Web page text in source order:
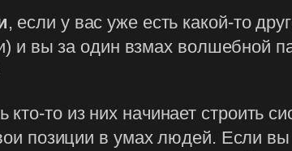
, если у вас уже есть какой-то
и вы за один взмах волшебной
кто-то из них начинает строить
позиции в умах людей. Если